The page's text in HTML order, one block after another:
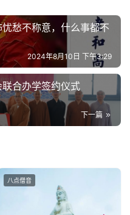
愁不称意，什么事都不
2024年8月10日 下午3:29
合办学签约仪式
下一篇
八点僧音